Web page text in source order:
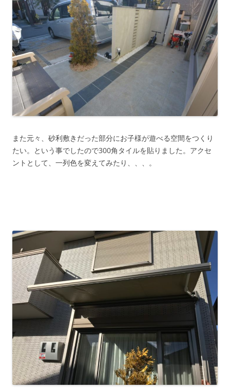
また元々、砂利敷きだった部分にお子様が遊べる空間をつくり
たい。という事でしたので300角タイルを貼りました。アクセ
ントとして、一列色を変えてみたり、、、。